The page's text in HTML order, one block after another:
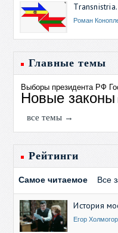
Роман
Главные темы
Выборы президента РФ
Новые законы
все темы →
Рейтинги
Самое читаемое Все
История
Егор